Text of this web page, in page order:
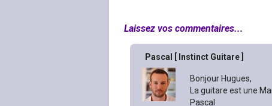
Laissez vos commentaires...
Pascal [ Instinct Guitare ]
Bonjour Hugues,
La guitare est une
Pascal